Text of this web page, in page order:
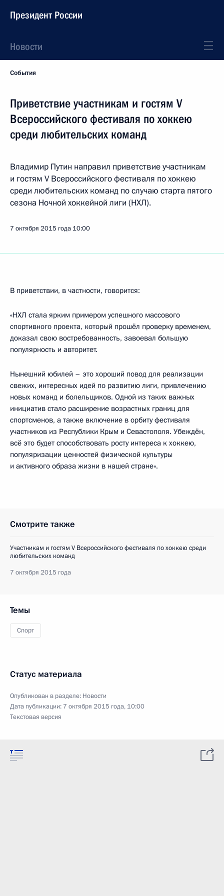
Президент России
Новости
События
Приветствие участникам и гостям V
Всероссийского фестиваля по хоккею
среди любительских команд
Владимир Путин направил приветствие участникам
и гостям V Всероссийского фестиваля по хоккею
среди любительских команд по случаю старта пятого
сезона Ночной хоккейной лиги (НХЛ).
7 октября 2015 года 10:00
В приветствии, в частности, говорится:
«НХЛ стала ярким примером успешного массового
спортивного проекта, который прошёл проверку временем,
доказал свою востребованность, завоевал большую
популярность и авторитет.
Нынешний юбилей – это хороший повод для реализации
свежих, интересных идей по развитию лиги, привлечению
новых команд и болельщиков. Одной из таких важных
инициатив стало расширение возрастных границ для
спортсменов, а также включение в орбиту фестиваля
участников из Республики Крым и Севастополя. Убеждён,
всё это будет способствовать росту интереса к хоккею,
популяризации ценностей физической культуры
и активного образа жизни в нашей стране».
Смотрите также
Участникам и гостям V Всероссийского фестиваля по хоккею среди
любительских команд
7 октября 2015 года
Темы
Спорт
Статус материала
Опубликован в разделе: Новости
Дата публикации: 7 октября 2015 года, 10:00
Текстовая версия